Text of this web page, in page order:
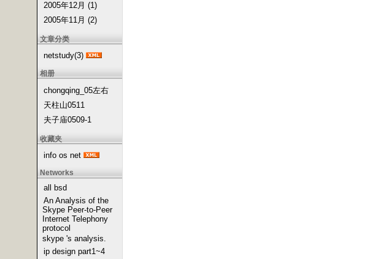
2005年12月 (1)
2005年11月 (2)
文章分类
netstudy(3)
相册
chongqing_05左右
天柱山0511
夫子庙0509-1
收藏夹
info os net
Networks
all bsd
An Analysis of the
Skype Peer-to-Peer
Internet Telephony
protocol
skype 's analysis.
ip design part1~4